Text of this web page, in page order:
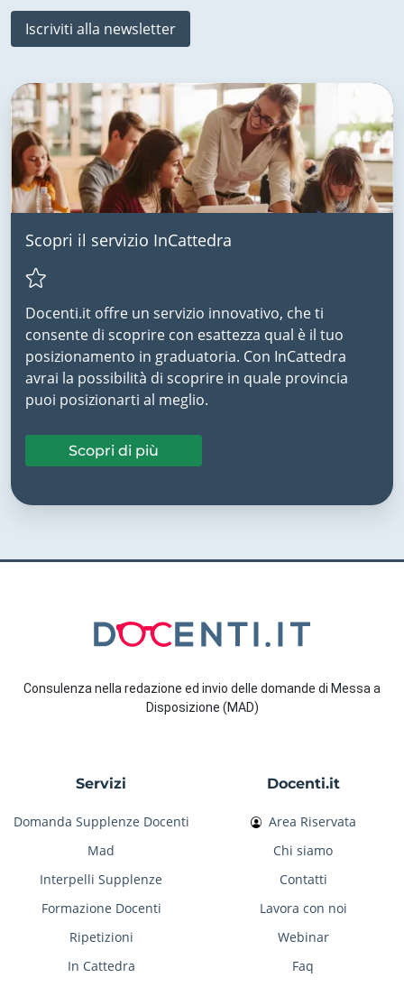
Iscriviti alla newsletter
Scopri il servizio InCattedra
Docenti.it offre un servizio innovativo, che ti
consente di scoprire con esattezza qual è il tuo
posizionamento in graduatoria. Con InCattedra
avrai la possibilità di scoprire in quale provincia
puoi posizionarti al meglio.
Scopri di più
Consulenza nella redazione ed invio delle domande di Messa a
Disposizione (MAD)
Servizi
Domanda Supplenze Docenti
Mad
Interpelli Supplenze
Formazione Docenti
Ripetizioni
In Cattedra
Docenti.it
Area Riservata
Chi siamo
Contatti
Lavora con noi
Webinar
Faq